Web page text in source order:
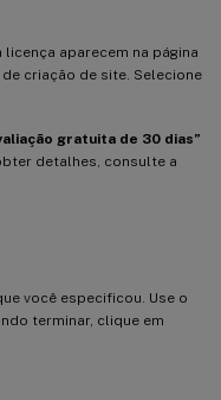
aparecem na página
criação de site. Selecione
gratuita de 30 dias”
detalhes, consulte a
você especificou. Use o
terminar, clique em